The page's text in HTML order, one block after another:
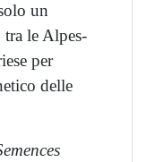
un
le Alpes-
per
delle